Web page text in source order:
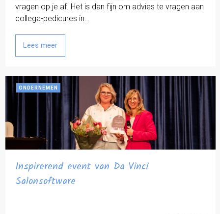
vragen op je af. Het is dan fijn om advies te vragen aan
collega-pedicures in…
Lees meer
ONDERNEMEN
Inspirerend event van Da Vinci
Salonsoftware